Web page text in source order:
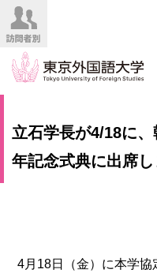
大
部・
験
生
の
生
立石学長が4/18に
年記念式典に出席
4月18日（金）に本学